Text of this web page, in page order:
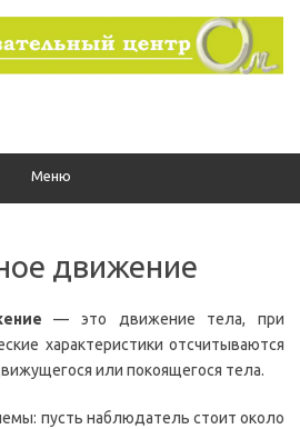
Меню
движение
— это движение тела, при
характеристики отсчитываются
или покоящегося тела.
пусть наблюдатель стоит около